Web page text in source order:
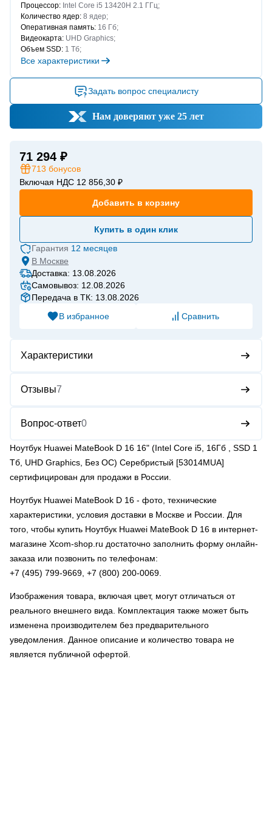
Процессор: Intel Core i5 13420H 2.1 ГГц;
Количество ядер: 8 ядер;
Оперативная память: 16 Гб;
Видеокарта: UHD Graphics;
Объем SSD: 1 Тб;
Все характеристики
Задать вопрос специалисту
Нам доверяют уже 25 лет
71 294 ₽
713 бонусов
Включая НДС 12 856,30 ₽
Добавить в корзину
Купить в один клик
Гарантия 12 месяцев
В Москве
Доставка: 13.08.2026
Самовывоз: 12.08.2026
Передача в ТК: 13.08.2026
В избранное
Сравнить
Характеристики
Отзывы7
Вопрос-ответ0
Ноутбук Huawei MateBook D 16 16" (Intel Core i5, 16Гб , SSD 1
Тб, UHD Graphics, Без ОС) Серебристый [53014MUA]
сертифицирован для продажи в России.
Ноутбук Huawei MateBook D 16 - фото, технические
характеристики, условия доставки в Москве и России. Для
того, чтобы купить Ноутбук Huawei MateBook D 16 в интернет-
магазине Xcom-shop.ru достаточно заполнить форму онлайн-
заказа или позвонить по телефонам:
+7 (495) 799-9669 +7 (800) 200-0069
Изображения товара, включая цвет, могут отличаться от
реального внешнего вида. Комплектация также может быть
изменена производителем без предварительного
уведомления. Данное описание и количество товара не
является публичной офертой.